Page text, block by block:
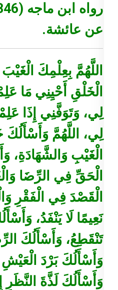
عن عائشة.
اللَّهُمَّ بِعِلْمِكَ
الْخَلْقِ أَحْيِنِي مَا
لِي، وَتَوَفَّنِي إِذَا
لِي، اللَّهُمَّ
الْغَيْبِ وَالشَّهَادَةِ،
الْحَقِّ فِي الرِّضَا
الْقَصْدَ فِي الْفَقْرِ
نَعِيمًا لَا يَنْفَدُ،
تَنْقَطِعُ، وَأَسْأَلُكَ
وَأَسْأَلُكَ بَرْدَ
وَأَسْأَلُكَ لَذَّةَ